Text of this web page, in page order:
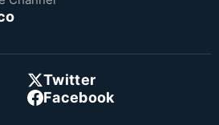
Twitter
Facebook